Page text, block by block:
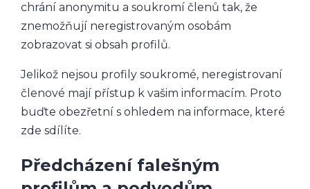
chrání anonymitu a soukromí členů tak, že
znemožňují neregistrovaným osobám
zobrazovat si obsah profilů.
Jelikož nejsou profily soukromé, neregistrovaní
členové mají přístup k vašim informacím. Proto
buďte obezřetní s ohledem na informace, které
zde sdílíte.
Předcházení falešným